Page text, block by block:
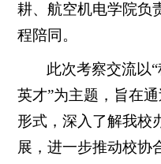
耕、航空机电学院负
程陪同。
此次考察交流以
英才”为主题，旨在
形式，深入了解我校
展，进一步推动校协